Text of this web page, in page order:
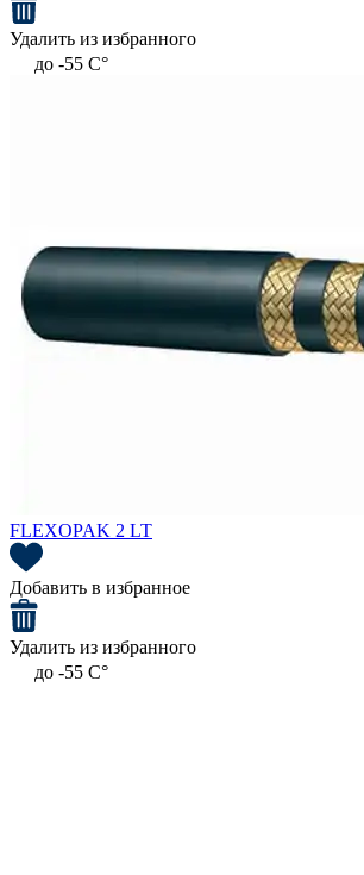
Удалить из избранного
до -55 C°
FLEXOPAK 2 LT
Добавить в избранное
Удалить из избранного
до -55 C°